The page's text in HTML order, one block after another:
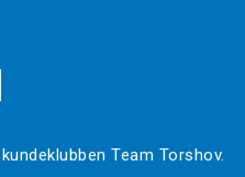
Team Torshov.